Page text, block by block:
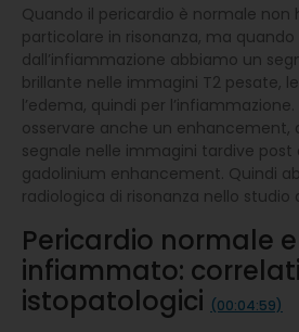
Quando il pericardio è normale non
particolare in risonanza, ma
dall’infiammazione abbiamo un
brillante nelle immagini T2 pesate,
l’edema, quindi per l’infiammazione.
osservare anche un enhancement,
segnale nelle immagini tardive
gadolinium enhancement. Quindi
radiologica di risonanza nello studio
Pericardio normale e
infiammato: correlati
istopatologici (00:04:59)